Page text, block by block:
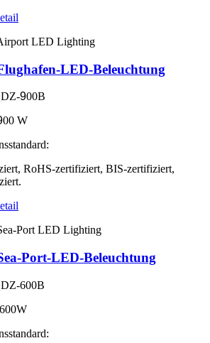
LED-Beleuchtung
900B
00 W
RoHS-zertifiziert, BIS-zertifiziert,
Port-LED-Beleuchtung
600B